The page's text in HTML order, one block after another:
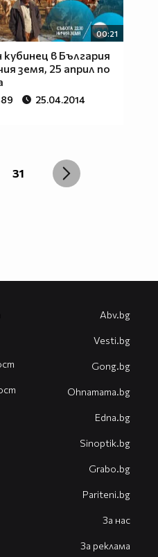
00:21
кубинец в България
земя, 25 април по
25.04.2014
31
Abv.bg
Vesti.bg
Gong.bg
Оhnamama.bg
Edna.bg
Sinoptik.bg
Grabo.bg
Pariteni.bg
За нас
За реклама